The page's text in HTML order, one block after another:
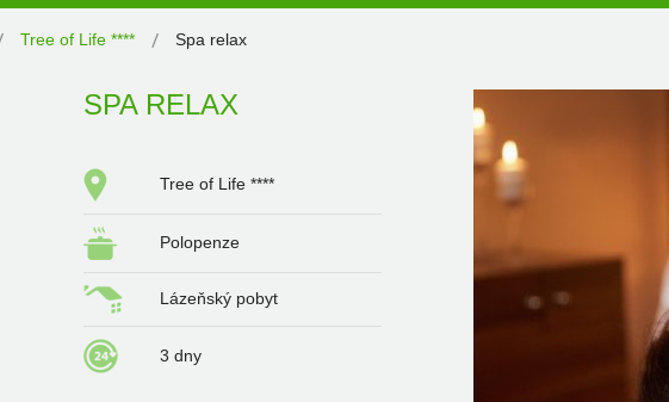
Tree of Life **** Spa relax
SPA RELAX
Tree of Life ****
Polopenze
Lázeňský pobyt
3 dny